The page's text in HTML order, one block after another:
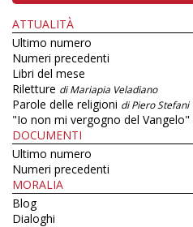
ATTUALITÀ
Ultimo numero
Numeri precedenti
Libri del mese
Riletture di Mariapia Veladiano
Parole delle religioni di Piero Stefani
"Io non mi vergogno del Vangelo"
DOCUMENTI
Ultimo numero
Numeri precedenti
MORALIA
Blog
Dialoghi